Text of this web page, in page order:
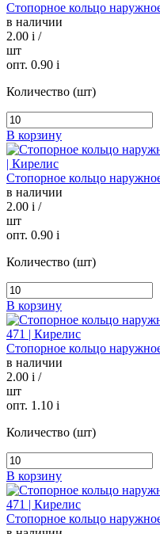
Стопорное кольцо
в наличии
2.00 i /
шт
опт. 0.90 i
Количество (шт)
В корзину
Стопорное кольцо
в наличии
2.00 i /
шт
опт. 0.90 i
Количество (шт)
В корзину
Стопорное кольцо
в наличии
2.00 i /
шт
опт. 1.10 i
Количество (шт)
В корзину
Стопорное кольцо